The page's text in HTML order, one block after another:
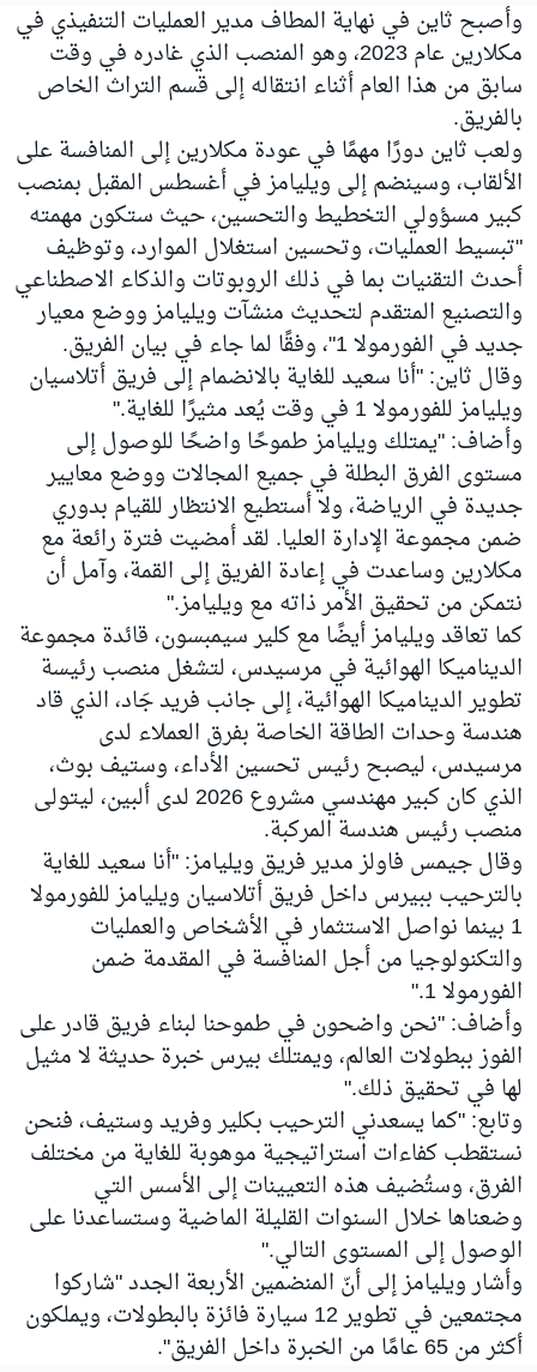
وأصبح ثاين في نهاية المطاف مدير العمليات التنفيذي في
مكلارين عام 2023، وهو المنصب الذي غادره في وقت
سابق من هذا العام أثناء انتقاله إلى قسم التراث الخاص
بالفريق.
ولعب ثاين دورًا مهمًا في عودة مكلارين إلى المنافسة على
الألقاب، وسينضم إلى ويليامز في أغسطس المقبل بمنصب
كبير مسؤولي التخطيط والتحسين، حيث ستكون مهمته
"تبسيط العمليات، وتحسين استغلال الموارد، وتوظيف
أحدث التقنيات بما في ذلك الروبوتات والذكاء الاصطناعي
والتصنيع المتقدم لتحديث منشآت ويليامز ووضع معيار
جديد في الفورمولا 1"، وفقًا لما جاء في بيان الفريق.
وقال ثاين: "أنا سعيد للغاية بالانضمام إلى فريق أتلاسيان
ويليامز للفورمولا 1 في وقت يُعد مثيرًا للغاية."
وأضاف: "يمتلك ويليامز طموحًا واضحًا للوصول إلى
مستوى الفرق البطلة في جميع المجالات ووضع معايير
جديدة في الرياضة، ولا أستطيع الانتظار للقيام بدوري
ضمن مجموعة الإدارة العليا. لقد أمضيت فترة رائعة مع
مكلارين وساعدت في إعادة الفريق إلى القمة، وآمل أن
نتمكن من تحقيق الأمر ذاته مع ويليامز."
كما تعاقد ويليامز أيضًا مع كلير سيمبسون، قائدة مجموعة
الديناميكا الهوائية في مرسيدس، لتشغل منصب رئيسة
تطوير الديناميكا الهوائية، إلى جانب فريد جَاد، الذي قاد
هندسة وحدات الطاقة الخاصة بفرق العملاء لدى
مرسيدس، ليصبح رئيس تحسين الأداء، وستيف بوث،
الذي كان كبير مهندسي مشروع 2026 لدى ألبين، ليتولى
منصب رئيس هندسة المركبة.
وقال جيمس فاولز مدير فريق ويليامز: "أنا سعيد للغاية
بالترحيب ببيرس داخل فريق أتلاسيان ويليامز للفورمولا
1 بينما نواصل الاستثمار في الأشخاص والعمليات
والتكنولوجيا من أجل المنافسة في المقدمة ضمن
الفورمولا 1."
وأضاف: "نحن واضحون في طموحنا لبناء فريق قادر على
الفوز ببطولات العالم، ويمتلك بيرس خبرة حديثة لا مثيل
لها في تحقيق ذلك."
وتابع: "كما يسعدني الترحيب بكلير وفريد وستيف، فنحن
نستقطب كفاءات استراتيجية موهوبة للغاية من مختلف
الفرق، وستُضيف هذه التعيينات إلى الأسس التي
وضعناها خلال السنوات القليلة الماضية وستساعدنا على
الوصول إلى المستوى التالي."
وأشار ويليامز إلى أنّ المنضمين الأربعة الجدد "شاركوا
مجتمعين في تطوير 12 سيارة فائزة بالبطولات، ويملكون
أكثر من 65 عامًا من الخبرة داخل الفريق".